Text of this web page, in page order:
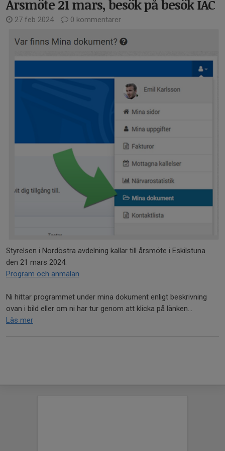
Årsmöte 21 mars, besök på besök IAC
27 feb 2024 0 kommentarer
Styrelsen i Nordöstra avdelning kallar till årsmöte i Eskilstuna
den 21 mars 2024.
Program och anmälan
Ni hittar programmet under mina dokument enligt beskrivning
ovan i bild eller om ni har tur genom att klicka på länken...
Läs mer